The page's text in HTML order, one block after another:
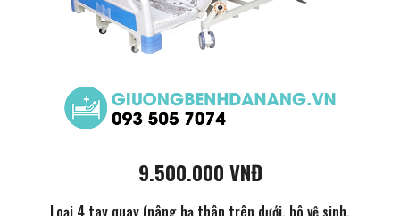
9.500.000 VNĐ
Loại 4 tay quay (nâng hạ thân trên dưới, bô vệ sinh,